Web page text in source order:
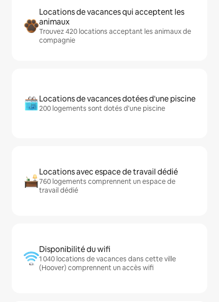
Locations de vacances qui acceptent les
animaux
Trouvez 420 locations acceptant les animaux de
compagnie
Locations de vacances dotées d'une piscine
200 logements sont dotés d'une piscine
Locations avec espace de travail dédié
760 logements comprennent un espace de
travail dédié
Disponibilité du wifi
1 040 locations de vacances dans cette ville
(Hoover) comprennent un accès wifi